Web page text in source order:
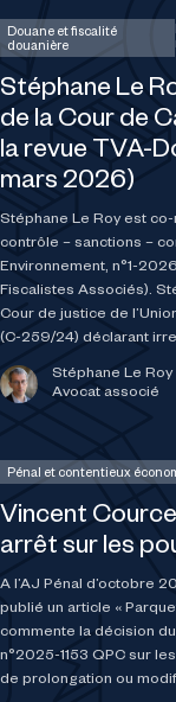
Stéphane Le
de la Cour de
la revue TVA-
mars 2026)
Stéphane Le Roy est
contrôle – sanctions –
Environnement, n°1-
Fiscalistes Associés).
Cour de justice de
(C-259/24) déclarant
Stéphane Le Roy
Avocat associé
Douane et fiscalité
douanière
Vincent
arrêt sur les
A l’AJ Pénal d’octobre
publié un article «
commente la décision
n°2025-1153 QPC sur
de prolongation ou
Pénal et contentieux